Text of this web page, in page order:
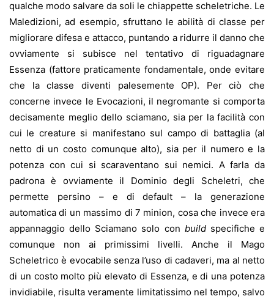
qualche modo salvare da soli le chiappette scheletriche. Le
Maledizioni, ad esempio, sfruttano le abilità di classe per
migliorare difesa e attacco, puntando a ridurre il danno che
ovviamente si subisce nel tentativo di riguadagnare
Essenza (fattore praticamente fondamentale, onde evitare
che la classe diventi palesemente OP). Per ciò che
concerne invece le Evocazioni, il negromante si comporta
decisamente meglio dello sciamano, sia per la facilità con
cui le creature si manifestano sul campo di battaglia (al
netto di un costo comunque alto), sia per il numero e la
potenza con cui si scaraventano sui nemici. A farla da
padrona è ovviamente il Dominio degli Scheletri, che
permette persino – e di default – la generazione
automatica di un massimo di 7 minion, cosa che invece era
appannaggio dello Sciamano solo con buildspecifiche e
comunque non ai primissimi livelli. Anche il Mago
Scheletrico è evocabile senza l’uso di cadaveri, ma al netto
di un costo molto più elevato di Essenza, e di una potenza
invidiabile, risulta veramente limitatissimo nel tempo, salvo